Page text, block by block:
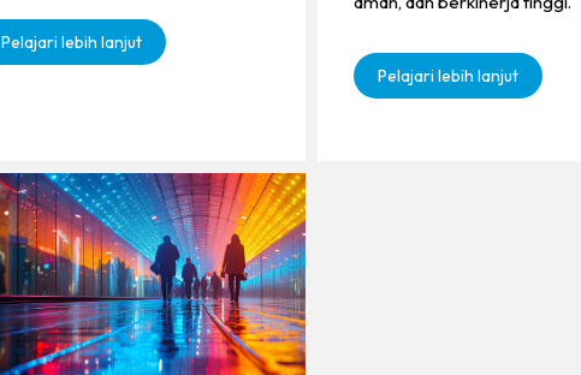
Pelajari lebih lanjut
Pelajari lebih lanjut